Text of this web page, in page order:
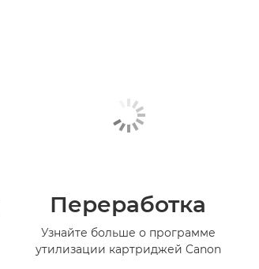
Переработка
Узнайте больше о программе
утилизации картриджей Canon